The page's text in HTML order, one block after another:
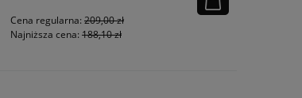
Cena regularna: 209,00 zł
Najniższa cena: 188,10 zł